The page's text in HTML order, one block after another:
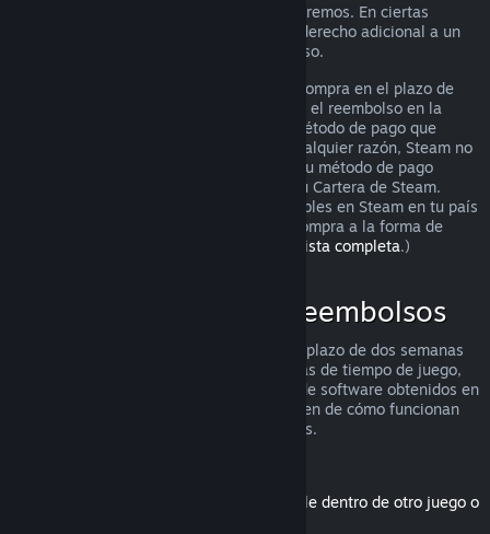
puedes solicitarlo igualmente y lo analizaremos. En ciertas
jurisdicciones, los clientes pueden tener derecho adicional a un
reembolso cuando el juego está defectuoso.
Se te hará un reembolso completo de tu compra en el plazo de
una semana tras su aprobación. Recibirás el reembolso en la
Cartera de Steam o mediante el mismo método de pago que
utilizaste para hacer la compra. Si, por cualquier razón, Steam no
puede realizar un reembolso a través de tu método de pago
inicial, se acreditará el importe total en tu Cartera de Steam.
(Algunos de los métodos de pago disponibles en Steam en tu país
pueden no admitir el reembolso de una compra a la forma de
Haz clic aquí para ver una lista completa.)
Dónde se aplican los reembolsos
La oferta de reembolsos de Steam, en un plazo de dos semanas
desde la compra y con menos de dos horas de tiempo de juego,
se aplica a los juegos y las aplicaciones de software obtenidos en
la tienda de Steam. Aquí tienes un resumen de cómo funcionan
los reembolsos con otros tipos de compras.
(Contenido de la tienda de Steam utilizable dentro de otro juego o